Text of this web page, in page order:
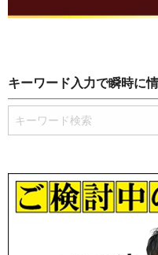
キーワード入力で瞬時に